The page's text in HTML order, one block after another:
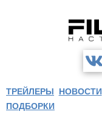
ТРЕЙЛЕРЫ НОВОСТИ
ПОДБОРКИ